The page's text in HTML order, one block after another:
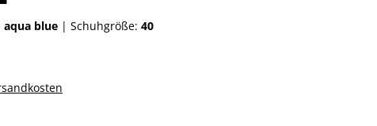
aqua blue | Schuhgröße: 40